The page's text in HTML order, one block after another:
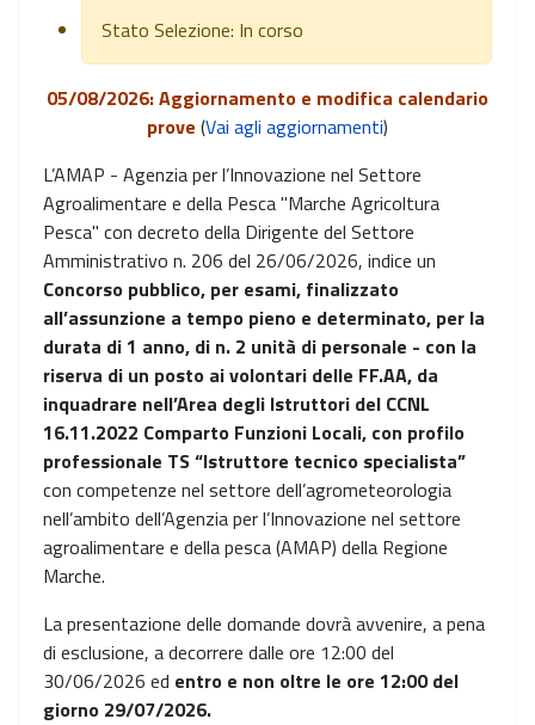
Stato Selezione: In corso
05/08/2026: Aggiornamento e modifica calendario
prove (Vai agli aggiornamenti)
L’AMAP - Agenzia per l’Innovazione nel Settore
Agroalimentare e della Pesca "Marche Agricoltura
Pesca" con decreto della Dirigente del Settore
Amministrativo n. 206 del 26/06/2026, indice un
Concorso pubblico, per esami, finalizzato
all’assunzione a tempo pieno e determinato, per la
durata di 1 anno, di n. 2 unità di personale - con la
riserva di un posto ai volontari delle FF.AA, da
inquadrare nell’Area degli Istruttori del CCNL
16.11.2022 Comparto Funzioni Locali, con profilo
professionale TS “Istruttore tecnico specialista”
con competenze nel settore dell’agrometeorologia
nell’ambito dell’Agenzia per l’Innovazione nel settore
agroalimentare e della pesca (AMAP) della Regione
Marche.
La presentazione delle domande dovrà avvenire, a pena
di esclusione, a decorrere dalle ore 12:00 del
30/06/2026 ed entro e non oltre le ore 12:00 del
giorno 29/07/2026.